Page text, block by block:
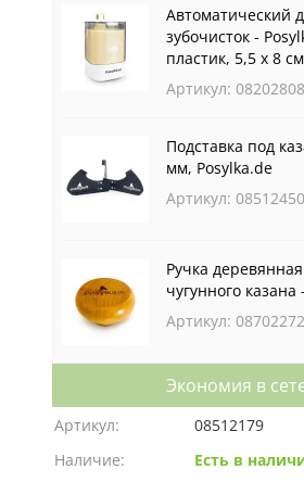
Автоматический
зубочисток -
пластик, 5,5 х 8 см
Артикул: 08202808
Подставка под
мм, Posylka.de
Артикул: 08512450
Ручка
чугунного казана
Артикул: 08702272
Экономия в
Артикул:
08512179
Наличие:
Есть в